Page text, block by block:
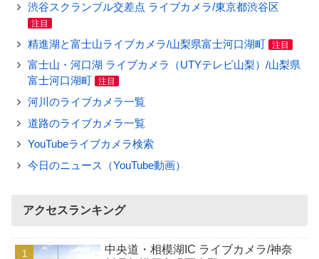
渋谷スクランブル交差点 ライブカメラ/東京都渋谷区
注目
精進湖と富士山ライブカメラ/山梨県富士河口湖町 注目
富士山・河口湖 ライブカメラ（UTYテレビ山梨）/山梨県
富士河口湖町
注目
河川のライブカメラ一覧
道路のライブカメラ一覧
YouTubeライブカメラ検索
今日のニュース（YouTube動画）
アクセスランキング
中央道・相模湖IC ライブカメラ/神奈